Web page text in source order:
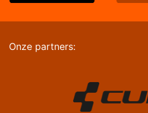
Onze partners: